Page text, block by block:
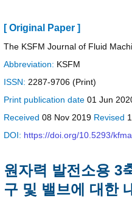
[ Original Paper ]
The KSFM Journal of Fluid
Abbreviation: KSFM
ISSN: 2287-9706 (Print)
Print publication date 01 Jun
Received 08 Nov 2019 Revised
DOI: https://doi.org/10.5293/
원자력 발전소용 3
구 및 밸브에 대한